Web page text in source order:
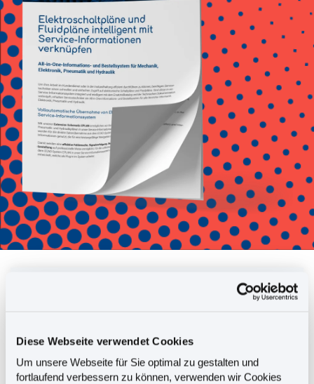
Diese Webseite verwendet Cookies
Um unsere Webseite für Sie optimal zu gestalten und
fortlaufend verbessern zu können, verwenden wir Cookies
EPLAN intelligent mit
Ersatzteilinformationen
verlinkt?